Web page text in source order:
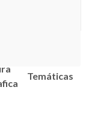
Temáticas